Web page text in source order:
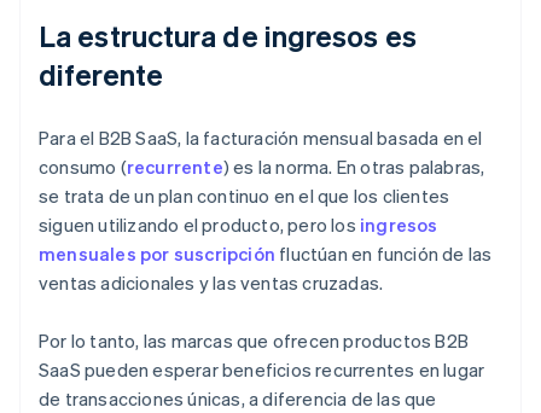
La estructura de ingresos es
diferente
Para el B2B SaaS, la facturación mensual basada en el
consumo (recurrente) es la norma. En otras palabras,
se trata de un plan continuo en el que los clientes
siguen utilizando el producto, pero los ingresos
mensuales por suscripción fluctúan en función de las
ventas adicionales y las ventas cruzadas.
Por lo tanto, las marcas que ofrecen productos B2B
SaaS pueden esperar beneficios recurrentes en lugar
de transacciones únicas, a diferencia de las que